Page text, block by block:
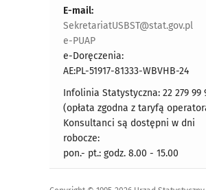
E-mail:
SekretariatUSBST@stat.gov.pl
e-PUAP
e-Doręczenia:
AE:PL-51917-81333-WBVHB-24
Infolinia Statystyczna: 22 279 99
(opłata zgodna z taryfą
Konsultanci są dostępni w dni
robocze:
pon.- pt.: godz. 8.00 - 15.00